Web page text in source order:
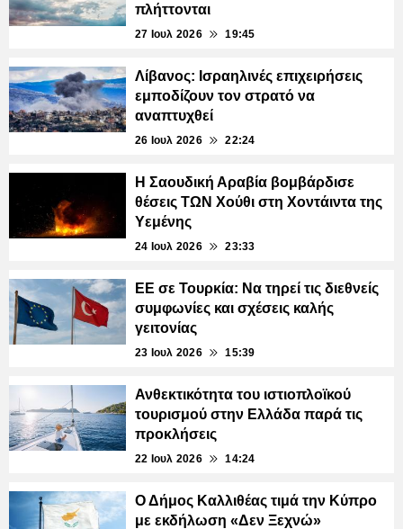
πλήττονται
27 Ιουλ 2026 19:45
Λίβανος: Ισραηλινές επιχειρήσεις
εμποδίζουν τον στρατό να
αναπτυχθεί
26 Ιουλ 2026 22:24
Η Σαουδική Αραβία βομβάρδισε
θέσεις ΤΩΝ Χούθι στη Χοντάιντα της
Υεμένης
24 Ιουλ 2026 23:33
ΕΕ σε Τουρκία: Να τηρεί τις διεθνείς
συμφωνίες και σχέσεις καλής
γειτονίας
23 Ιουλ 2026 15:39
Ανθεκτικότητα του ιστιοπλοϊκού
τουρισμού στην Ελλάδα παρά τις
προκλήσεις
22 Ιουλ 2026 14:24
Ο Δήμος Καλλιθέας τιμά την Κύπρο
με εκδήλωση «Δεν Ξεχνώ»